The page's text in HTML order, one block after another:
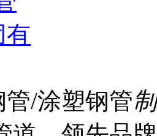
/涂塑钢管